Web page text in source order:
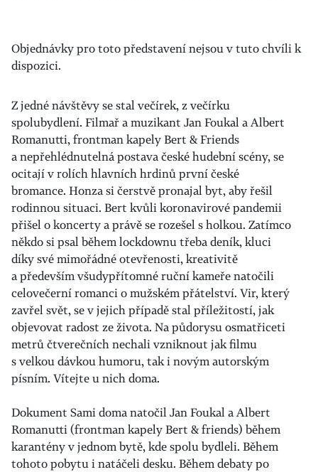
Objednávky pro toto představení nejsou v tuto chvíli k
dispozici.
Z jedné návštěvy se stal večírek, z večírku
spolubydlení. Filmař a muzikant Jan Foukal a Albert
Romanutti, frontman kapely Bert & Friends
a nepřehlédnutelná postava české hudební scény, se
ocitají v rolích hlavních hrdinů první české
bromance. Honza si čerstvě pronajal byt, aby řešil
rodinnou situaci. Bert kvůli koronavirové pandemii
přišel o koncerty a právě se rozešel s holkou. Zatímco
někdo si psal během lockdownu třeba deník, kluci
díky své mimořádné otevřenosti, kreativitě
a především všudypřítomné ruční kameře natočili
celovečerní romanci o mužském přátelství. Vir, který
zavřel svět, se v jejich případě stal příležitostí, jak
objevovat radost ze života. Na půdorysu osmatřiceti
metrů čtverečních nechali vzniknout jak filmu
s velkou dávkou humoru, tak i novým autorským
písním. Vítejte u nich doma.
Dokument Sami doma natočil Jan Foukal a Albert
Romanutti (frontman kapely Bert & friends) během
karantény v jednom bytě, kde spolu bydleli. Během
tohoto pobytu i natáčeli desku. Během debaty po